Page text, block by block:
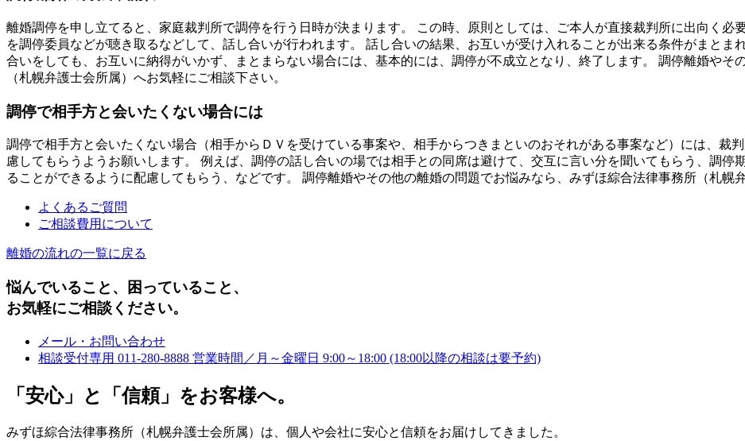
離婚調停を申し立てると、家庭裁判所で調停を行う日時が決まります。 この時、原則としては、ご本人が直接裁判所に出向く必
を調停委員などが聴き取るなどして、話し合いが行われます。 話し合いの結果、お互いが受け入れることが出来る条件がまとま
合いをしても、お互いに納得がいかず、まとまらない場合には、基本的には、調停が不成立となり、終了します。 調停離婚やそ
（札幌弁護士会所属）へお気軽にご相談下さい。
調停で相手方と会いたくない場合には
調停で相手方と会いたくない場合（相手からＤＶを受けている事案や、相手からつきまといのおそれがある事案など）には、裁
慮してもらうようお願いします。 例えば、調停の話し合いの場では相手との同席は避けて、交互に言い分を聞いてもらう、調停
ることができるように配慮してもらう、などです。 調停離婚やその他の離婚の問題でお悩みなら、みずほ綜合法律事務所（札幌
よくあるご質問
ご相談費用について
離婚の流れの一覧に戻る
悩んでいること、困っていること、
お気軽にご相談ください。
メール・お問い合わせ
相談受付専用 011-280-8888 営業時間／月～金曜日 9:00～18:00 (18:00以降の相談は要予約)
「安心」と「信頼」をお客様へ。
みずほ綜合法律事務所（札幌弁護士会所属）は、個人や会社に安心と信頼をお届けしてきました。